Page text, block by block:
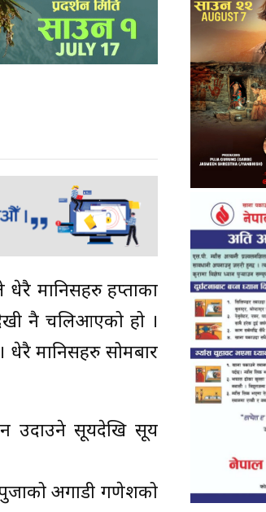
धेरै मानिसहरु हप्ताका
नै चलिआएको हो ।
धेरै मानिसहरु सोमबार
उदाउने सूर्यदेखि सूर्य
पुजाको अगाडी गणेशको